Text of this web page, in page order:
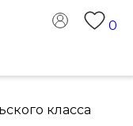
0
класса